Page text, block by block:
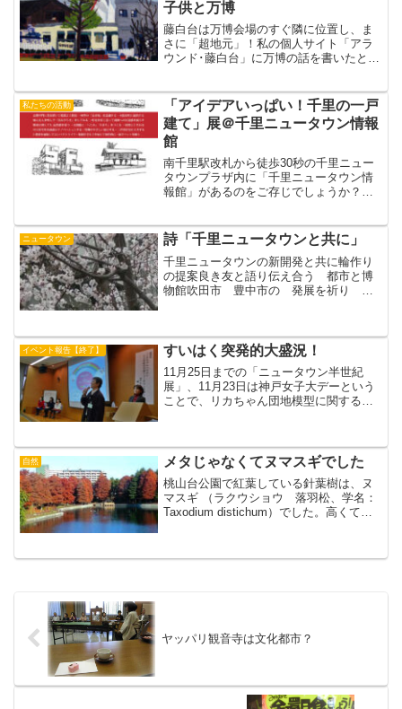
子供と万博
藤白台は万博会場のすぐ隣に位置し、ま
さに「超地元」！私の個人サイト「アラ
ウンド･藤白台」に万博の話を書いたとこ
ンチョーがぜひ、こちらのブログでも記
録にとどめたい！とのこ...
私たちの活動
「アイデアいっぱい！千里の一戸
建て」展＠千里ニュータウン情報
館
南千里駅改札から徒歩30秒の千里ニュー
タウンプラザ内に「千里ニュータウン情
報館」があるのをご存じでしょうか？ニ
ウン展」が飛び出したような施設です
が、こちらではただいま秋...
ニュータウン 詩「千里ニュータウンと共に」
千里ニュータウンの新開発と共に輪作り
の提案良き友と語り伝え合う 都市と博
物館吹田市 豊中市の 発展を祈り 私
っと １０才になった長男...
イベント報告【終了】 すいはく突発的大盛況！
11月25日までの「ニュータウン半世紀
展」、11月23日は神戸女子大デーという
ことで、リカちゃん団地模型に関するお
型製作の苦労を明るく語る神戸女子大の
皆さん●パワー...
自然 メタじゃなくてヌマスギでした
桃山台公園で紅葉している針葉樹は、ヌ
マスギ （ラクウショウ 落羽松、学名：
Taxodium distichum）でした。高くて、
ヤッパリ観音寺は文化都市？